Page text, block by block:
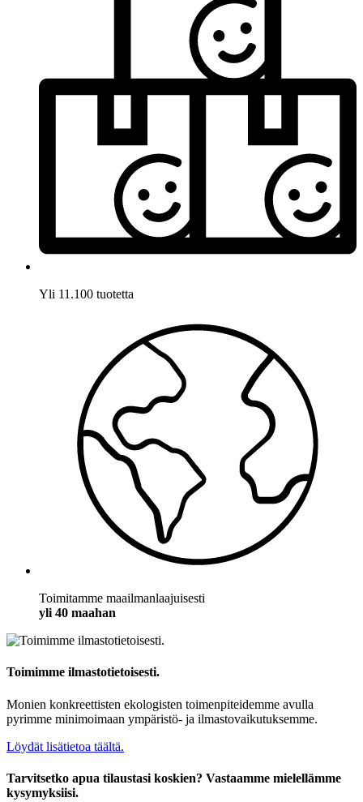
Yli 11.100 tuotetta
Toimitamme maailmanlaajuisesti
yli 40 maahan
Toimimme ilmastotietoisesti.
Monien konkreettisten ekologisten toimenpiteidemme avulla
pyrimme minimoimaan ympäristö- ja ilmastovaikutuksemme.
Löydät lisätietoa täältä.
Tarvitsetko apua tilaustasi koskien? Vastaamme mielellämme
kysymyksiisi.